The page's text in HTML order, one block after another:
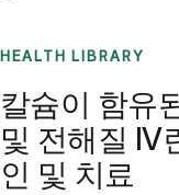
HEALTH LIBRARY
칼슘이 함유
및 전해질 IV
인 및 치료